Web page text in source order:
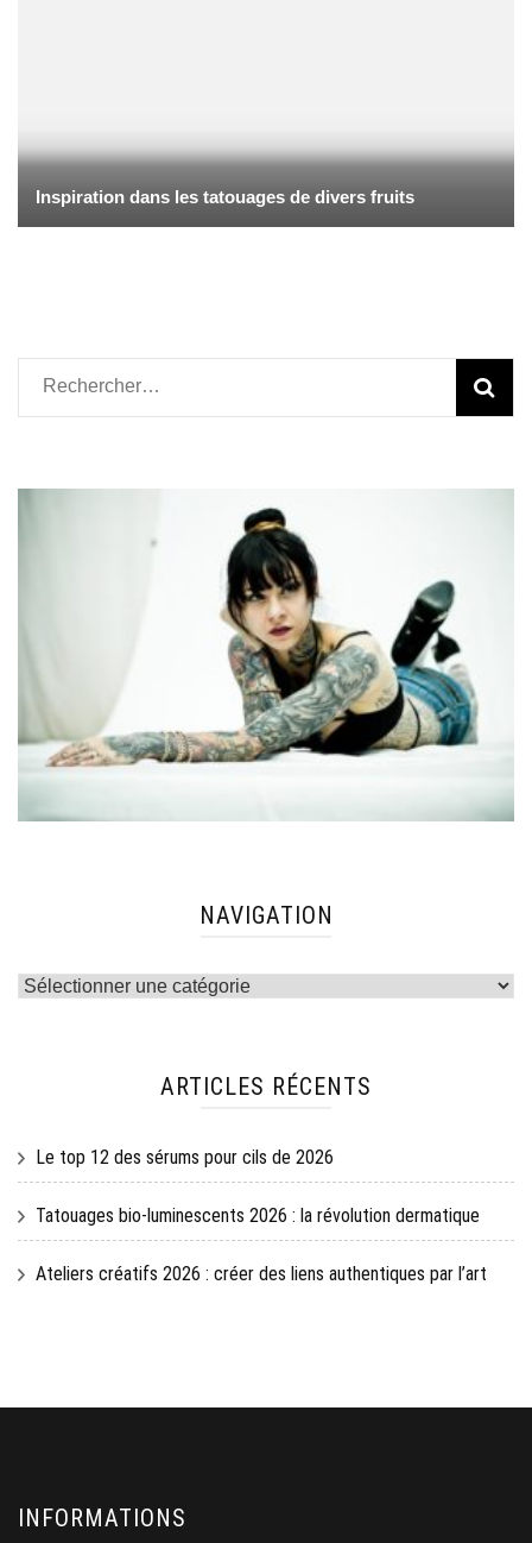
Inspiration dans les tatouages de divers fruits
Rechercher :
NAVIGATION
Navigation
ARTICLES RÉCENTS
Le top 12 des sérums pour cils de 2026
Tatouages bio-luminescents 2026 : la révolution dermatique
Ateliers créatifs 2026 : créer des liens authentiques par l’art
INFORMATIONS